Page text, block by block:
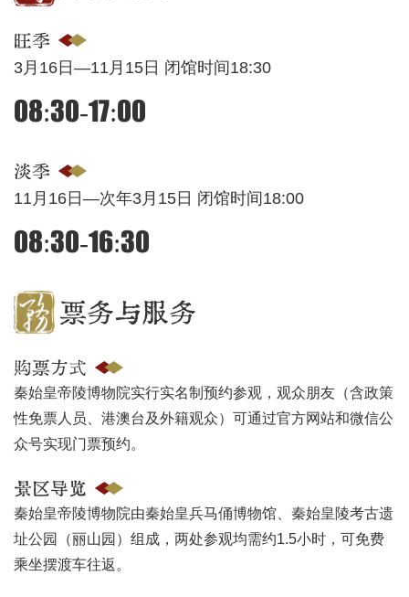
旺季
3月16日—11月15日 闭馆时间18:30
08:30-17:00
淡季
11月16日—次年3月15日 闭馆时间18:00
08:30-16:30
票务与服务
购票方式
秦始皇帝陵博物院实行实名制预约参观，观众朋友（含政策
性免票人员、港澳台及外籍观众）可通过官方网站和微信公
众号实现门票预约。
景区导览
秦始皇帝陵博物院由秦始皇兵马俑博物馆、秦始皇陵考古遗
址公园（丽山园）组成，两处参观均需约1.5小时，可免费
乘坐摆渡车往返。